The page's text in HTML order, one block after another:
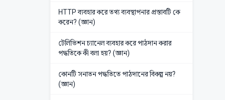
HTTP ব্যবহার করে তথ্য ব্যবস্থাপনার প্রস্তাবটি কে
করেন? (জ্ঞান)
টেলিভিশন চ্যানেল ব্যবহার করে পাঠদান করার
পদ্ধতিকে কী বলা হয়? (জ্ঞান)
কোনটি সনাতন পদ্ধতিতে পাঠদানের বিকল্প নয়?
(জ্ঞান)